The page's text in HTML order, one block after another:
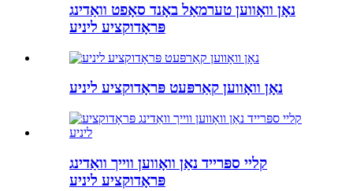
נאָן וואָווען טערמאַל באָנד סאָפט וואַדינג
פּראָדוקציע ליניע
נאָן וואָווען קאַרפּעט פּראָדוקציע ליניע
קליי ספּרייד נאַן וואָווען ווייך וואַדינג
פּראָדוקציע ליניע